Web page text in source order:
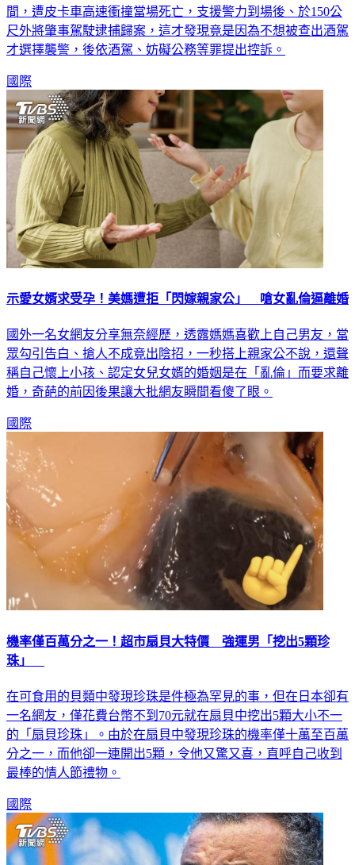
間，遭皮卡車高速衝撞當場死亡，支援警力到場後、於150公
尺外將肇事駕駛逮捕歸案，這才發現竟是因為不想被查出酒駕
才選擇襲警，後依酒駕、妨礙公務等罪提出控訴。
國際
示愛女婿求受孕！美媽遭拒「閃嫁親家公」 嗆女亂倫逼離婚
國外一名女網友分享無奈經歷，透露媽媽喜歡上自己男友，當
眾勾引告白、搶人不成竟出陰招，一秒搭上親家公不說，還聲
稱自己懷上小孩、認定女兒女婿的婚姻是在「亂倫」而要求離
婚，奇葩的前因後果讓大批網友瞬間看傻了眼。
國際
機率僅百萬分之一！超市扇貝大特價 強運男「挖出5顆珍
珠」
在可食用的貝類中發現珍珠是件極為罕見的事，但在日本卻有
一名網友，僅花費台幣不到70元就在扇貝中挖出5顆大小不一
的「扇貝珍珠」。由於在扇貝中發現珍珠的機率僅十萬至百萬
分之一，而他卻一連開出5顆，令他又驚又喜，直呼自己收到
最棒的情人節禮物。
國際